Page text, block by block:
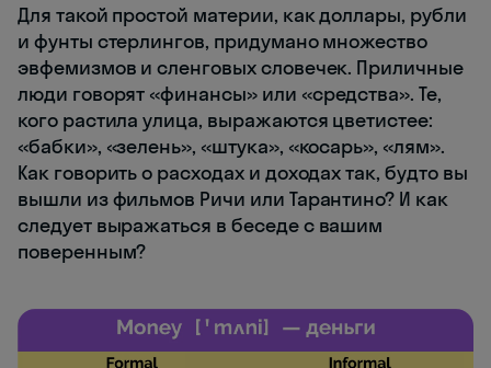
Для такой простой материи, как доллары, рубли
и фунты стерлингов, придумано множество
эвфемизмов и сленговых словечек. Приличные
люди говорят «финансы» или «средства». Те,
кого растила улица, выражаются цветистее:
«бабки», «зелень», «штука», «косарь», «лям».
Как говорить о расходах и доходах так, будто вы
вышли из фильмов Ричи или Тарантино? И как
следует выражаться в беседе с вашим
поверенным?